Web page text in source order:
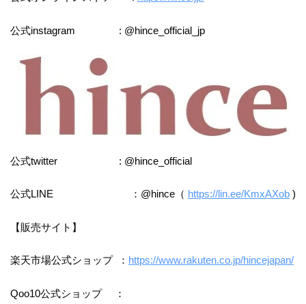
公式instagram : @hince_official_jp
公式twitter : @hince_official
公式LINE ：@hince（ https://lin.ee/KmxAXob )
【販売サイト】
楽天市場公式ショップ ： https://www.rakuten.co.jp/hincejapan/
Qoo10公式ショップ ：